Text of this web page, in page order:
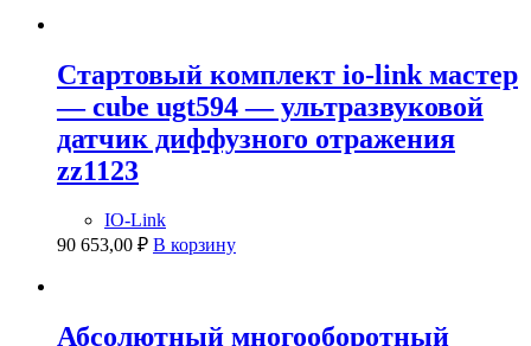
Стартовый комплект io-link мастер
— cube ugt594 — ультразвуковой
датчик диффузного отражения
zz1123
IO-Link
90 653,00 ₽ В корзину
Абсолютный многооборотный